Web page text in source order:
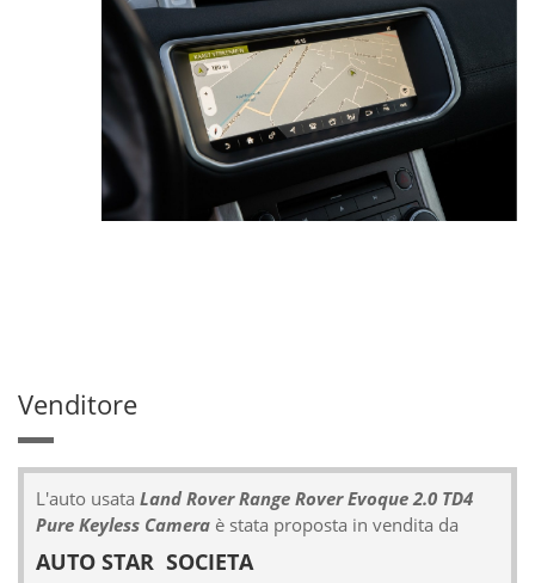
Venditore
L'auto usata Land Rover Range Rover Evoque 2.0 TD4
Pure Keyless Camera è stata proposta in vendita da
AUTO STAR SOCIETA